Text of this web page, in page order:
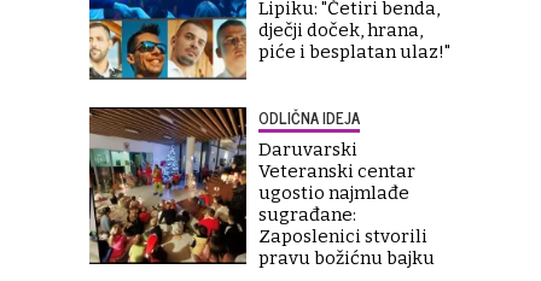
Lipiku: "Četiri benda,
dječji doček, hrana,
piće i besplatan ulaz!"
ODLIČNA IDEJA
Daruvarski
Veteranski centar
ugostio najmlađe
sugrađane:
Zaposlenici stvorili
pravu božićnu bajku